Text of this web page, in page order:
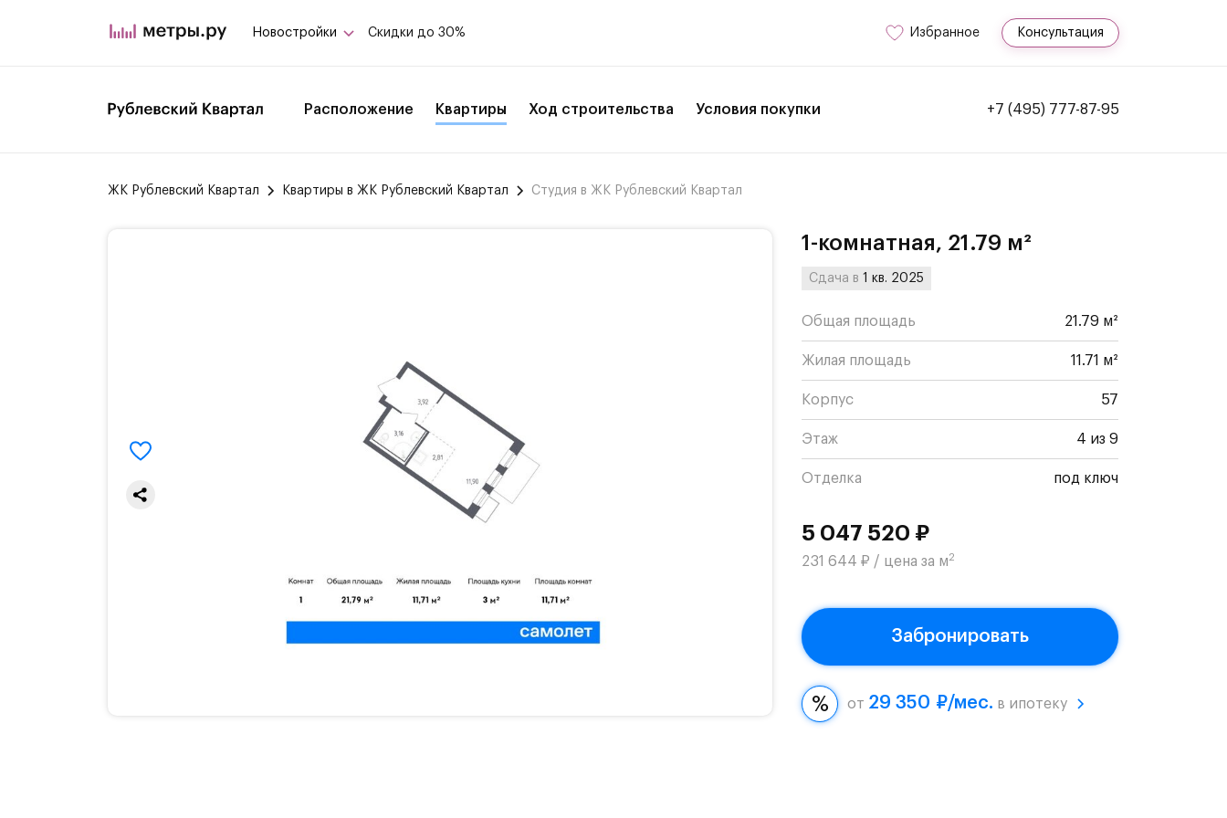
Новостройки Скидки до 30% Избранное Консультация
Расположение Квартиры Ход строительства Условия покупки +7 (495) 777-87-95
ЖК Рублевский Квартал Квартиры в ЖК Рублевский Квартал Студия в ЖК Рублевский Квартал
1-комнатная, 21.79 м²
Сдача в1 кв. 2025
Общая площадь 21.79 м²
Жилая площадь 11.71 м²
Корпус 57
Этаж 4 из 9
Отделка под ключ
5 047 520 ₽
231 644 ₽ / цена за м2
Забронировать
от 29 350 ₽/мес. в ипотеку